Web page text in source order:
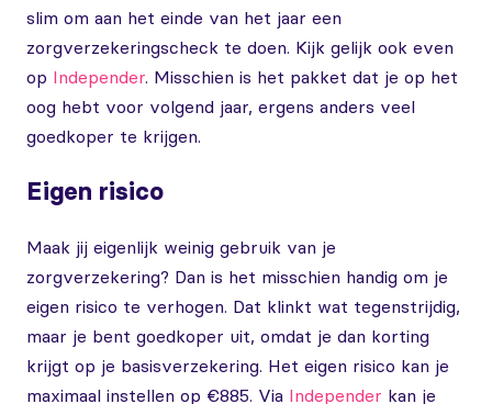
slim om aan het einde van het jaar een
zorgverzekeringscheck te doen. Kijk gelijk ook even
op Independer. Misschien is het pakket dat je op het
oog hebt voor volgend jaar, ergens anders veel
goedkoper te krijgen.
Eigen risico
Maak jij eigenlijk weinig gebruik van je
zorgverzekering? Dan is het misschien handig om je
eigen risico te verhogen. Dat klinkt wat tegenstrijdig,
maar je bent goedkoper uit, omdat je dan korting
krijgt op je basisverzekering. Het eigen risico kan je
maximaal instellen op €885. Via Independer kan je